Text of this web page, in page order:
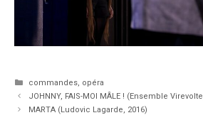
Catégories
commandes, opéra
JOHNNY, FAIS-MOI MÂLE ! (Ensemble
MARTA (Ludovic Lagarde, 2016)